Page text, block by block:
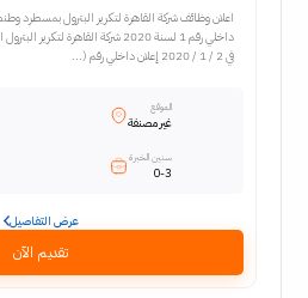
اعلان وظائف شركة القاهرة لتكرير البترول بمسطرد
داخلي رقم 1 لسنة 2020 شركة القاهرة
في 2 / 1 / 2020 إعلان داخلي رقم (...
الموقع
غير مصنفة
سنين الخبرة
0-3
عرض التفاصيل
تقديم الآن